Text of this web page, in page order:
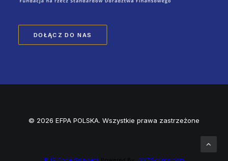
DOŁĄCZ DO NAS
© 2026 EFPA POLSKA. Wszystkie prawa zastrzeżone